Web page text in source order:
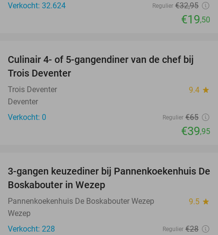
Verkocht: 32.624 Regulier €32,95
€19,50
39%
TODAY
Culinair 4- of 5-gangendiner van de chef bij
Trois Deventer
Trois Deventer 9.4 star
Deventer
Verkocht: 0
Regulier €65
€39,95
36%
3-gangen keuzediner bij Pannenkoekenhuis De
Boskabouter in Wezep
Pannenkoekenhuis De Boskabouter Wezep 9.5 star
Wezep
Verkocht: 228
Regulier €28